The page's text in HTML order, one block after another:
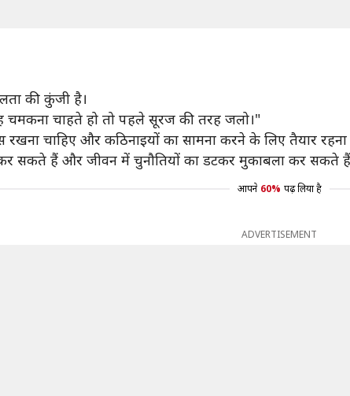
की कुंजी है।
चाहते हो तो पहले सूरज की तरह जलो।"
चाहिए और कठिनाइयों का सामना करने के लिए तैयार रहना
कर सकते हैं और जीवन में चुनौतियों का डटकर मुकाबला कर सकते
आपने 60% पढ़ लिया है
ADVERTISEMENT